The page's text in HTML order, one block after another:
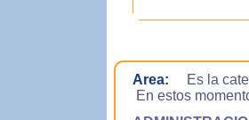
Area:
Es la
En estos